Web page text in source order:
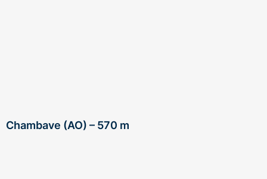
Chambave (AO) – 570 m